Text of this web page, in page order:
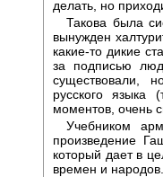
делать, но
Такова была
вынужден
какие-то дикие
за подписью
существовали,
русского
моментов, очень
Учебником
произведение
который дает в
времен и народов.